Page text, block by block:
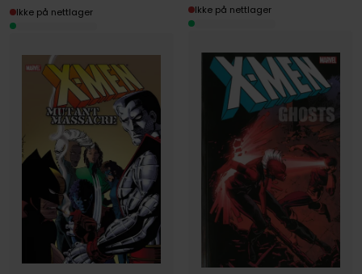
Ikke på nettlager
Ikke på nettlager